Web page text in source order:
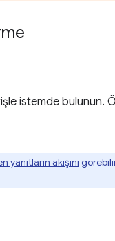
istemde bulunun.
akışını